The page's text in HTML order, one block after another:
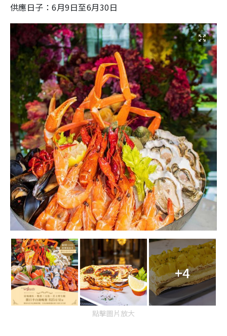
供應日子：6月9日至6月30日
+4
點擊圖片放大